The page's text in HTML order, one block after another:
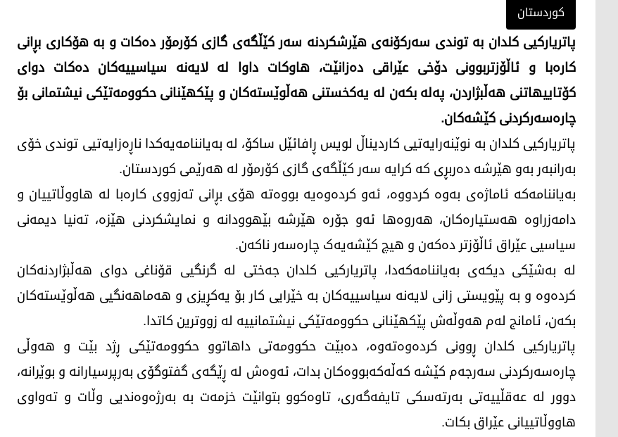
کوردستان
پاتریارکیی کلدان بە توندی سەرکۆنەی هێرشکردنە سەر کێڵگەی گازی کۆرمۆر دەکات و بە هۆکاری بڕانی
کارەبا و ئاڵۆزتربوونی دۆخی عێراقی دەزانێت، هاوکات داوا لە لایەنە سیاسییەکان دەکات دوای
کۆتاییهاتنی هەڵبژاردن، پەلە بکەن لە یەکخستنی هەڵوێستەکان و پێکهێنانی حکوومەتێکی نیشتمانی بۆ
چارەسەرکردنی کێشەکان.
پاتریارکیی کلدان بە نوێنەرایەتیی کاردیناڵ لویس ڕافائێل ساکۆ، لە بەیاننامەیەکدا ناڕەزایەتیی توندی خۆی
بەرانبەر بەو هێرشە دەربڕی کە کرایە سەر کێڵگەی گازی کۆرمۆر لە هەرێمی کوردستان.
بەیاننامەکە ئاماژەی بەوە کردووە، ئەو کردەوەیە بووەتە هۆی بڕانی تەزووی کارەبا لە هاووڵاتییان و
دامەزراوە هەستیارەکان، هەروەها ئەو جۆرە هێرشە بێهوودانە و نمایشکردنی هێزە، تەنیا دیمەنی
سیاسیی عێراق ئاڵۆزتر دەکەن و هیچ کێشەیەک چارەسەر ناکەن.
لە بەشێکی دیکەی بەیاننامەکەدا، پاتریارکیی کلدان جەختی لە گرنگیی قۆناغی دوای هەڵبژاردنەکان
کردەوە و بە پێویستی زانی لایەنە سیاسییەکان بە خێرایی کار بۆ یەکڕیزی و هەماهەنگیی هەڵوێستەکان
بکەن، ئامانج لەم هەوڵەش پێکهێنانی حکوومەتێکی نیشتمانییە لە زووترین کاتدا.
پاتریارکیی کلدان ڕوونی کردەوەتەوە، دەبێت حکوومەتی داهاتوو حکوومەتێکی ڕژد بێت و هەوڵی
چارەسەرکردنی سەرجەم کێشە کەڵەکەبووەکان بدات، ئەوەش لە ڕێگەی گفتوگۆی بەرپرسیارانە و بوێرانە،
دوور لە عەقڵییەتی بەرتەسکی تایفەگەری، تاوەکوو بتوانێت خزمەت بە بەرژەوەندیی وڵات و تەواوی
هاووڵاتییانی عێراق بکات.